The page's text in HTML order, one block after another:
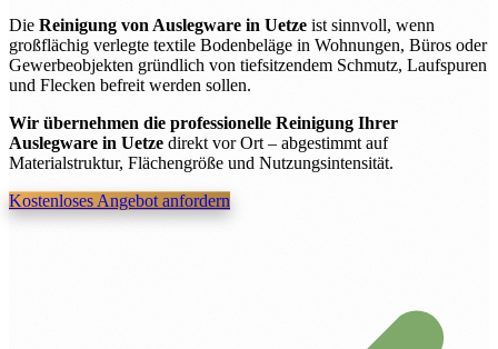
Die Reinigung von Auslegware in Uetze ist sinnvoll, wenn
großflächig verlegte textile Bodenbeläge in Wohnungen, Büros oder
Gewerbeobjekten gründlich von tiefsitzendem Schmutz, Laufspuren
und Flecken befreit werden sollen.
Wir übernehmen die professionelle Reinigung Ihrer
Auslegware in Uetze direkt vor Ort – abgestimmt auf
Materialstruktur, Flächengröße und Nutzungsintensität.
Kostenloses Angebot anfordern